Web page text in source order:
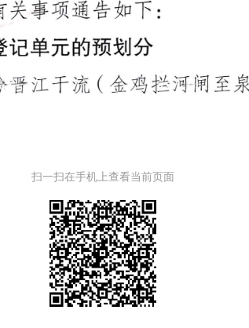
扫一扫在手机上查看当前页面